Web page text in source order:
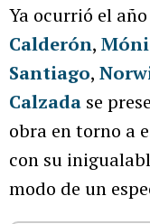
Ya ocurrió el
Calderón,
Santiago,
Calzada se
obra en torno a
con su
modo de un